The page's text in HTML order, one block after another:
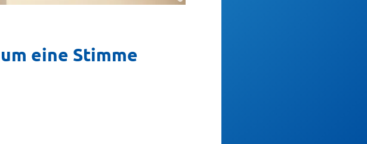
eine Stimme